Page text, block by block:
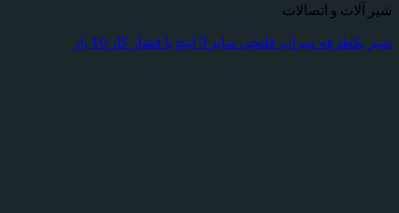
شیر آلات و اتصالات
شیر یکطرفه میراب فلنجی سایز 3 اینچ با فشار کار 10 بار